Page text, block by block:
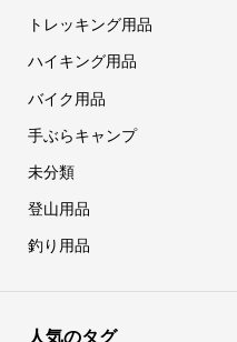
トレッキング用品
ハイキング用品
バイク用品
手ぶらキャンプ
未分類
登山用品
釣り用品
人気のタグ